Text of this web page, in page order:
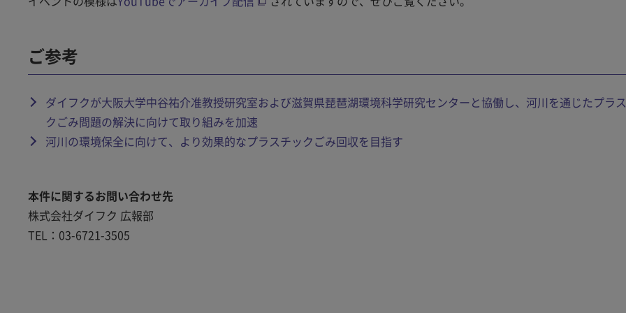
ご参考
ダイフクが大阪大学中谷祐介准教授研究室および滋賀県琵琶湖環境科学研究センターと協働し、河川を通じたプラ
クごみ問題の解決に向けて取り組みを加速
河川の環境保全に向けて、より効果的なプラスチックごみ回収を目指す
本件に関するお問い合わせ先
株式会社ダイフク 広報部
TEL：03-6721-3505